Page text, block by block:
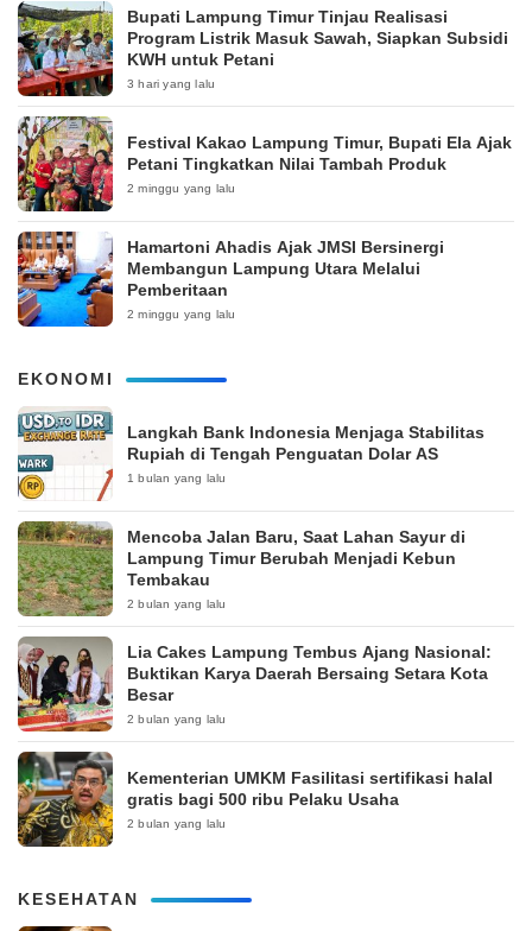
Bupati Lampung Timur Tinjau Realisasi
Program Listrik Masuk Sawah, Siapkan Subsidi
KWH untuk Petani
3 hari yang lalu
‎Festival Kakao Lampung Timur, Bupati Ela Ajak
Petani Tingkatkan Nilai Tambah Produk
2 minggu yang lalu
Hamartoni Ahadis Ajak JMSI Bersinergi
Membangun Lampung Utara Melalui
Pemberitaan
2 minggu yang lalu
EKONOMI
Langkah Bank Indonesia Menjaga Stabilitas
Rupiah di Tengah Penguatan Dolar AS
1 bulan yang lalu
Mencoba Jalan Baru, Saat Lahan Sayur di
Lampung Timur Berubah Menjadi Kebun
Tembakau
2 bulan yang lalu
Lia Cakes Lampung Tembus Ajang Nasional:
Buktikan Karya Daerah Bersaing Setara Kota
Besar
2 bulan yang lalu
Kementerian UMKM Fasilitasi sertifikasi halal
gratis bagi 500 ribu Pelaku Usaha
2 bulan yang lalu
KESEHATAN